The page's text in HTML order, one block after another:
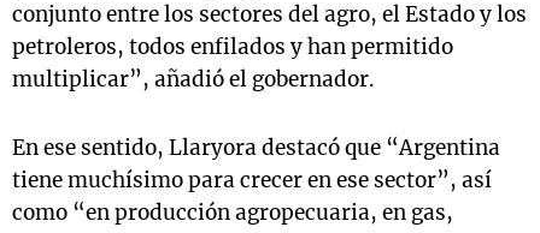
conjunto entre los sectores del agro, el Estado y los
petroleros, todos enfilados y han permitido
multiplicar”, añadió el gobernador.
En ese sentido, Llaryora destacó que “Argentina
tiene muchísimo para crecer en ese sector”, así
como “en producción agropecuaria, en gas,